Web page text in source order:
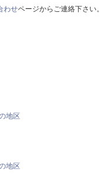
わせページからご連絡下さい。
地区
地区